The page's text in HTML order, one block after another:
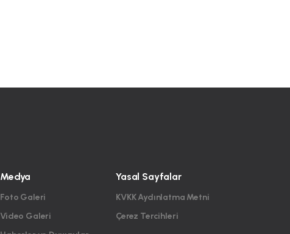
Medya
Foto Galeri
Video Galeri
Yasal Sayfalar
KVKK Aydınlatma Metni
Çerez Tercihleri